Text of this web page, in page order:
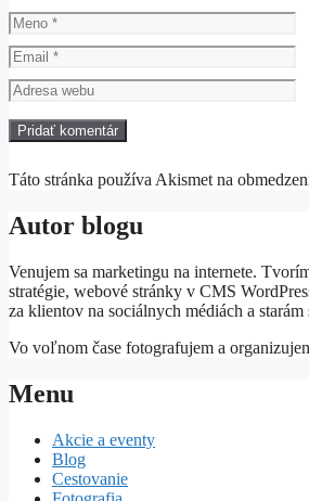
Meno
Email
Adresa
webu
Táto stránka používa Akismet na
Autor blogu
Venujem sa marketingu na internete.
stratégie, webové stránky v CMS
za klientov na sociálnych médiách a starám
Vo voľnom čase fotografujem a
Menu
Akcie a eventy
Blog
Cestovanie